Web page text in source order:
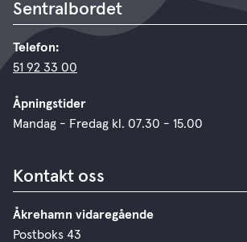
Sentralbordet
Telefon:
51 92 33 00
Åpningstider
Mandag - Fredag kl. 07.30 - 15.00
Kontakt oss
Åkrehamn vidaregående
Postboks 43